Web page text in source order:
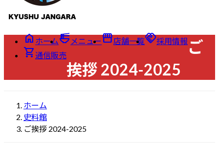
ス
ッ
ン
移
homeホームramen_diningメニューstorefront店舗一覧handshake採用情報
shopping_cart通信販売
ご
挨拶 2024-2025
ホーム
史料館
ご挨拶 2024-2025